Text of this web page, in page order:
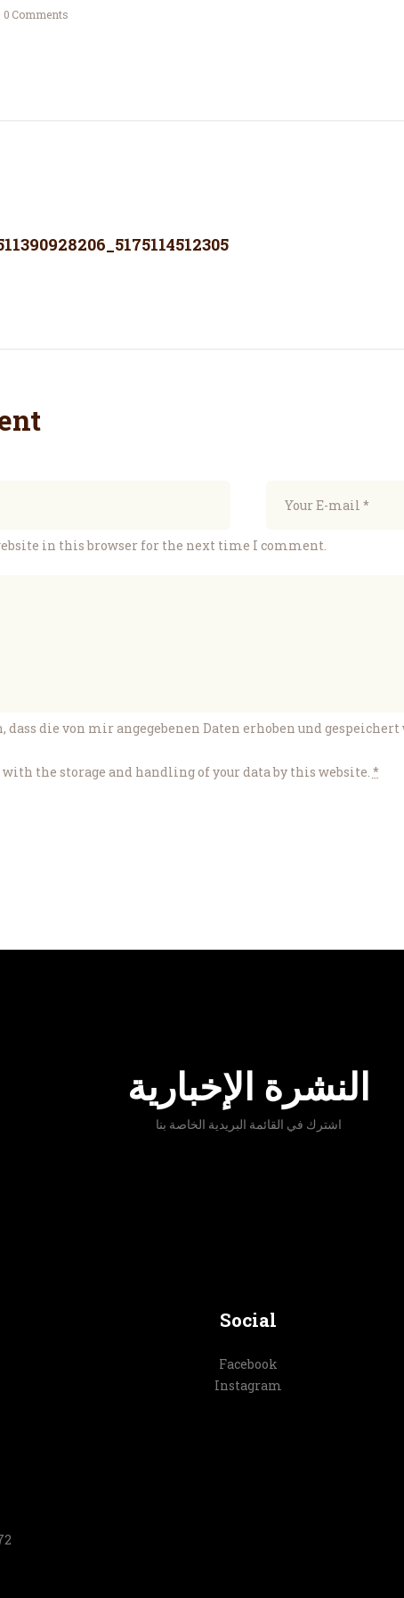
0 Comments
in this browser for the next time I comment.
die von mir angegebenen Daten erhoben und
the storage and handling of your data by this website. *
النشرة الإخبارية
اشترك في القائمة البريدية الخاصة بنا
Social
Facebook
Instagram